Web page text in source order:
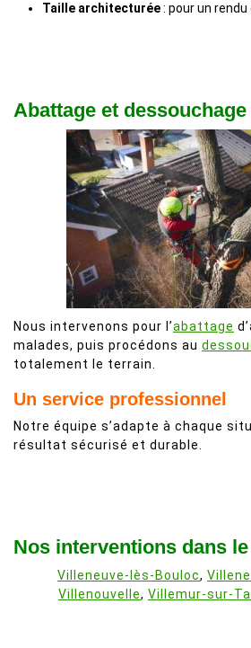
Taille architecturée: pour un
Abattage et
Nous intervenons pour l’abattage
malades, puis procédons au
totalement le terrain.
Un service professionnel
Notre équipe s’adapte à chaque
résultat sécurisé et durable.
Nos interventions dans le
Villeneuve-lès-Bouloc,
Villenouvelle, Villemur-sur-